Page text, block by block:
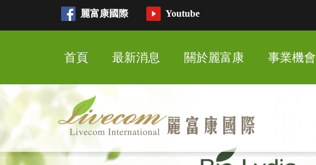
麗富康國際 Youtube
首頁 最新消息 關於麗富康 事業機會